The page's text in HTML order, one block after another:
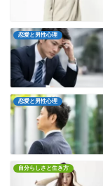
恋愛と男性心理
恋愛と男性心理
自分らしさと生き方